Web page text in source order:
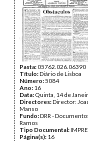
Pasta:05762.026.06390
Título:Diário de Lisboa
Número:5084
Ano: 16
Data: Quinta, 14 de
Directores:Director:
Manso
Fundo:DRR -
Ramos
Tipo Documental:
Página(s): 16